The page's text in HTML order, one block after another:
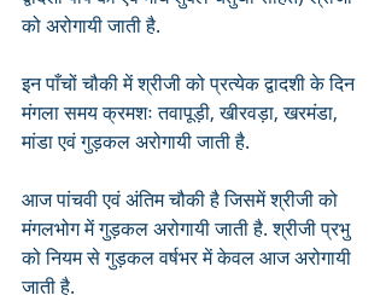
को अरोगायी जाती है.
इन पाँचों चौकी में श्रीजी को प्रत्येक द्वादशी के दिन
मंगला समय क्रमशः तवापूड़ी, खीरवड़ा, खरमंडा,
मांडा एवं गुड़कल अरोगायी जाती है.
आज पांचवी एवं अंतिम चौकी है जिसमें श्रीजी को
मंगलभोग में गुड़कल अरोगायी जाती है. श्रीजी प्रभु
को नियम से गुड़कल वर्षभर में केवल आज अरोगायी
जाती है.